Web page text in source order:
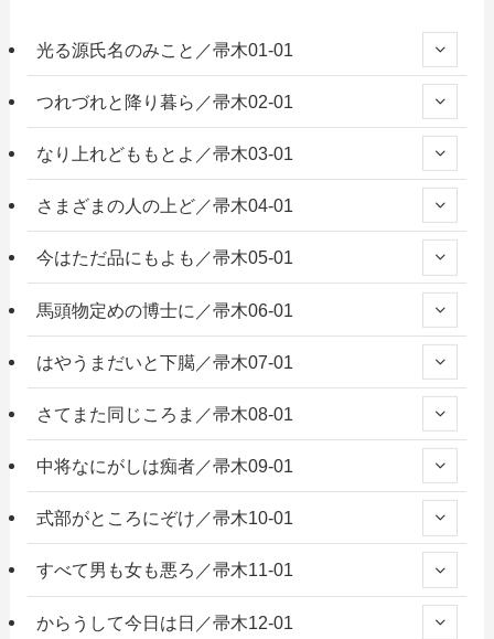
光る源氏名のみこと／帚木01-01
つれづれと降り暮ら／帚木02-01
なり上れどももとよ／帚木03-01
さまざまの人の上ど／帚木04-01
今はただ品にもよも／帚木05-01
馬頭物定めの博士に／帚木06-01
はやうまだいと下臈／帚木07-01
さてまた同じころま／帚木08-01
中将なにがしは痴者／帚木09-01
式部がところにぞけ／帚木10-01
すべて男も女も悪ろ／帚木11-01
からうして今日は日／帚木12-01